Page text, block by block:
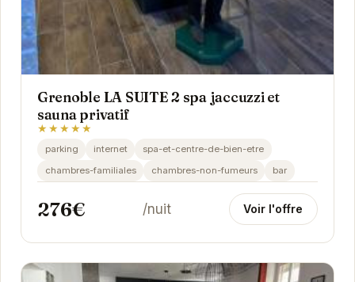
Grenoble LA SUITE 2 spa jaccuzzi et
sauna privatif
★★★★★
parking internet
spa-et-centre-de-bien-etre
chambres-familiales
chambres-non-fumeurs bar
276€ /nuit Voir l'offre